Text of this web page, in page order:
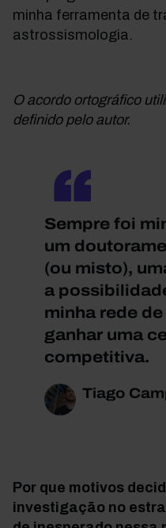
minha ferramenta de
astrossismologia.
O acordo ortográfico
definido pelo autor.
Sempre foi
um
(ou misto),
a
minha rede
ganhar uma
competitiva.
Tiago
Por que motivos
investigação no